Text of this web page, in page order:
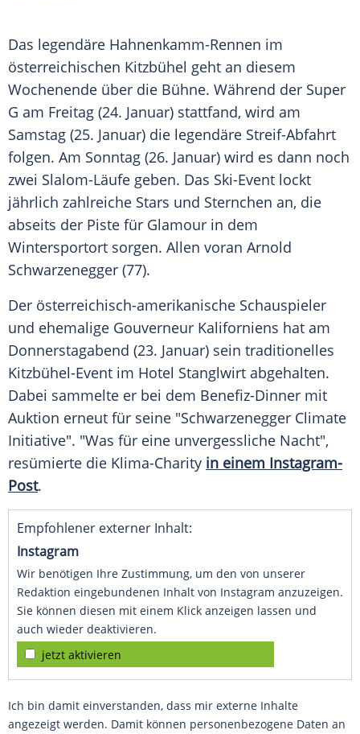
Das legendäre Hahnenkamm-Rennen im
österreichischen Kitzbühel geht an diesem
Wochenende über die Bühne. Während der Super
G am Freitag (24. Januar) stattfand, wird am
Samstag (25. Januar) die legendäre Streif-Abfahrt
folgen. Am Sonntag (26. Januar) wird es dann noch
zwei Slalom-Läufe geben. Das Ski-Event lockt
jährlich zahlreiche Stars und Sternchen an, die
abseits der Piste für Glamour in dem
Wintersportort sorgen. Allen voran Arnold
Schwarzenegger (77).
Der österreichisch-amerikanische Schauspieler
und ehemalige Gouverneur Kaliforniens hat am
Donnerstagabend (23. Januar) sein traditionelles
Kitzbühel-Event im Hotel Stanglwirt abgehalten.
Dabei sammelte er bei dem Benefiz-Dinner mit
Auktion erneut für seine "Schwarzenegger Climate
Initiative". "Was für eine unvergessliche Nacht",
resümierte die Klima-Charity in einem Instagram-
Post.
Empfohlener externer Inhalt:
Instagram
Wir benötigen Ihre Zustimmung, um den von unserer
Redaktion eingebundenen Inhalt von Instagram anzuzeigen.
Sie können diesen mit einem Klick anzeigen lassen und
auch wieder deaktivieren.
jetzt aktivieren
Ich bin damit einverstanden, dass mir externe Inhalte
angezeigt werden. Damit können personenbezogene Daten an